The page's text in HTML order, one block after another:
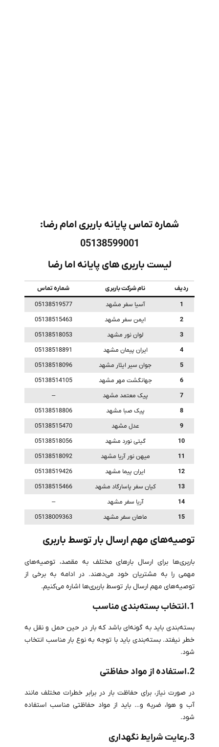
شماره تماس پایانه باربری امام رضا:
05138599001
لیست باربری های پایانه اما رضا
ردیف نام شرکت باربری شماره تماس
1 آسیا سفر مشهد
05138519577
2
ایمن سفر مشهد
05138515463
3
لوان نور مشهد
05138518053
4
ایران پیمان مشهد
05138518891
5
جوان سیر ایثار مشهد
05138518096
6
جهانگشت مهر مشهد
05138514105
7
پیک معتمد مشهد
–
8
پیک صبا مشهد
05138518806
9
عدل مشهد
05138515470
10
گیتی نورد مشهد
05138518056
11
میهن نور آریا مشهد
05138518092
12
ایران پیما مشهد
05138519426
13
کیان سفر پاسارگاد مشهد
05138515466
14
آریا سفر مشهد
–
15
ماهان سفر مشهد 05138009363
توصیه‌های مهم ارسال بار توسط باربری
باربری‌ها برای ارسال بارهای مختلف به مقصد، توصیه‌های
مهمی را به مشتریان خود می‌دهند. در ادامه به برخی از
توصیه‌های مهم ارسال بار توسط باربری‌ها اشاره می‌کنیم.
1.انتخاب بسته‌بندی مناسب
بسته‌بندی باید به گونه‌ای باشد که بار در حین حمل و نقل به
خطر نیفتد. بسته‌بندی باید با توجه به نوع بار مناسب انتخاب
شود.
2.استفاده از مواد حفاظتی
در صورت نیاز، برای حفاظت بار در برابر خطرات مختلف مانند
آب و هوا، ضربه و… باید از مواد حفاظتی مناسب استفاده
شود.
3.رعایت شرایط نگهداری